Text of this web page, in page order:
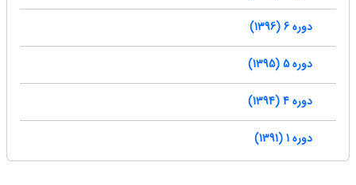
دوره 6 (1396)
دوره 5 (1395)
دوره 4 (1394)
دوره 1 (1391)